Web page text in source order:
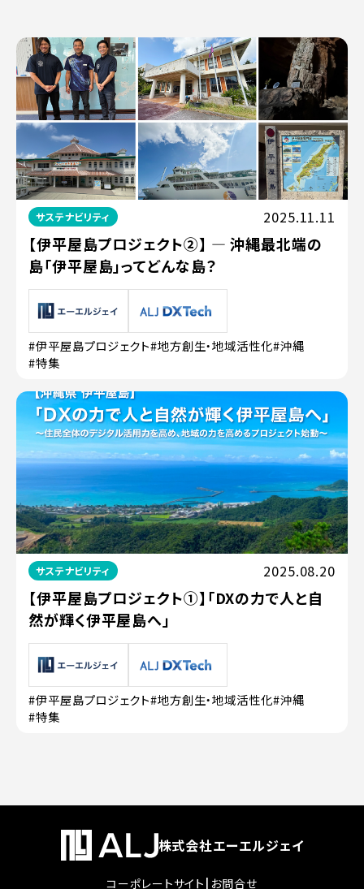
サステナビリティ 2025.11.11
【伊平屋島プロジェクト②】 ― 沖縄最北端の
島「伊平屋島」ってどんな島？
#伊平屋島プロジェクト#地方創生・地域活性化#沖縄
#特集
サステナビリティ 2025.08.20
【伊平屋島プロジェクト①】「DXの力で人と自
然が輝く伊平屋島へ」
#伊平屋島プロジェクト#地方創生・地域活性化#沖縄
#特集
株式会社エーエルジェイ
コーポレートサイト | お問合せ